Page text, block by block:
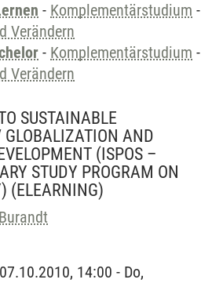
- Komplementärstudium -
Verändern
- Komplementärstudium -
Verändern
SUSTAINABLE
GLOBALIZATION AND
(ISPOS –
STUDY PROGRAM ON
(ELEARNING)
14:00 - Do,